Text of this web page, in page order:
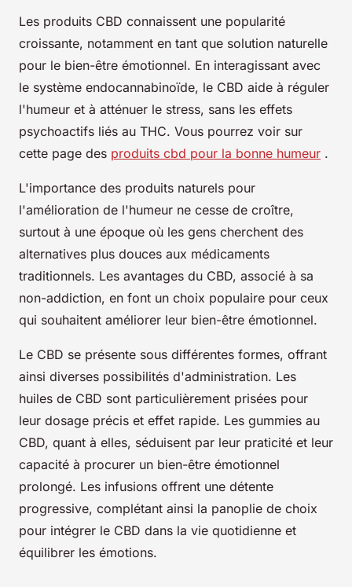
Les produits CBD connaissent une popularité
croissante, notamment en tant que solution naturelle
pour le bien-être émotionnel. En interagissant avec
le système endocannabinoïde, le CBD aide à réguler
l'humeur et à atténuer le stress, sans les effets
psychoactifs liés au THC. Vous pourrez voir sur
cette page des produits cbd pour la bonne humeur .
L'importance des produits naturels pour
l'amélioration de l'humeur ne cesse de croître,
surtout à une époque où les gens cherchent des
alternatives plus douces aux médicaments
traditionnels. Les avantages du CBD, associé à sa
non-addiction, en font un choix populaire pour ceux
qui souhaitent améliorer leur bien-être émotionnel.
Le CBD se présente sous différentes formes, offrant
ainsi diverses possibilités d'administration. Les
huiles de CBD sont particulièrement prisées pour
leur dosage précis et effet rapide. Les gummies au
CBD, quant à elles, séduisent par leur praticité et leur
capacité à procurer un bien-être émotionnel
prolongé. Les infusions offrent une détente
progressive, complétant ainsi la panoplie de choix
pour intégrer le CBD dans la vie quotidienne et
équilibrer les émotions.